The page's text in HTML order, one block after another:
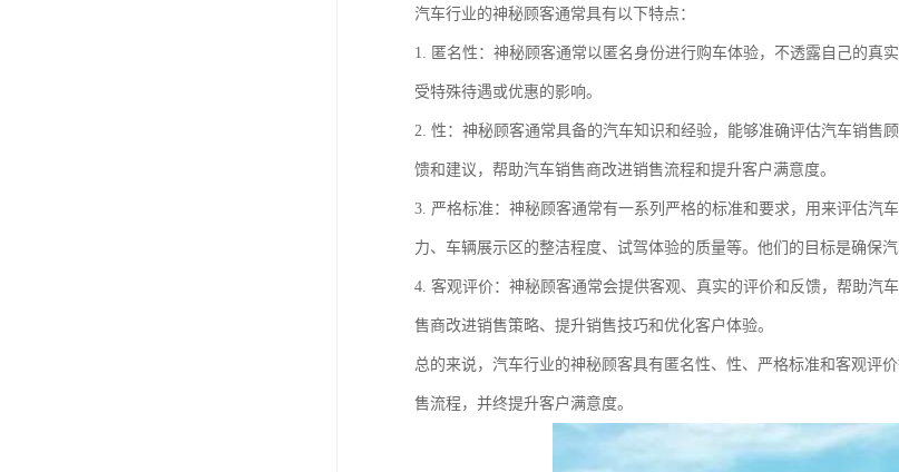
汽车行业的神秘顾客通常具有以下特点：
1. 匿名性：神秘顾客通常以匿名身份进行购车体验，不透露自己的真
受特殊待遇或优惠的影响。
2. 性：神秘顾客通常具备的汽车知识和经验，能够准确评估汽车销售
馈和建议，帮助汽车销售商改进销售流程和提升客户满意度。
3. 严格标准：神秘顾客通常有一系列严格的标准和要求，用来评估汽
力、车辆展示区的整洁程度、试驾体验的质量等。他们的目标是确保
4. 客观评价：神秘顾客通常会提供客观、真实的评价和反馈，帮助汽
售商改进销售策略、提升销售技巧和优化客户体验。
总的来说，汽车行业的神秘顾客具有匿名性、性、严格标准和客观评
售流程，并终提升客户满意度。